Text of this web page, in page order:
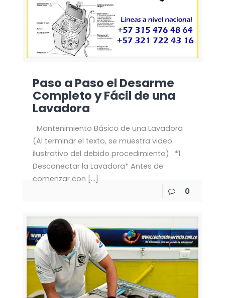
Paso a Paso el Desarme
Completo y Fácil de una
Lavadora
Mantenimiento Básico de una Lavadora
(Al terminar el texto, se muestra video
ilustrativo del debido procedimiento) . *1.
Desconectar la Lavadora* Antes de
comenzar con […]
0